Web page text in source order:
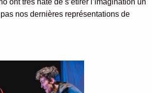
ont très hâte de s’étirer l’imagination un
nos dernières représentations de